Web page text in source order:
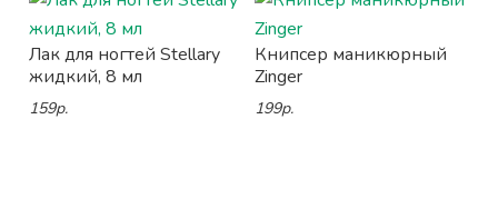
Лак для ногтей Stellary
жидкий, 8 мл
159р.
Книпсер маникюрный
Zinger
199р.